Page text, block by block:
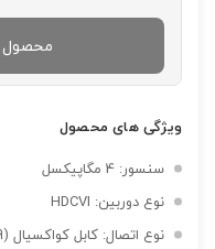
محصول
ویژگی های محصول
سنسور: 4 مگاپیکسل
نوع دوربین: HDCVI
نوع اتصال: کابل کواکسیال (RG59)